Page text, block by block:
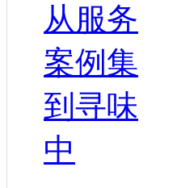
从服务
案例集
到寻味
中